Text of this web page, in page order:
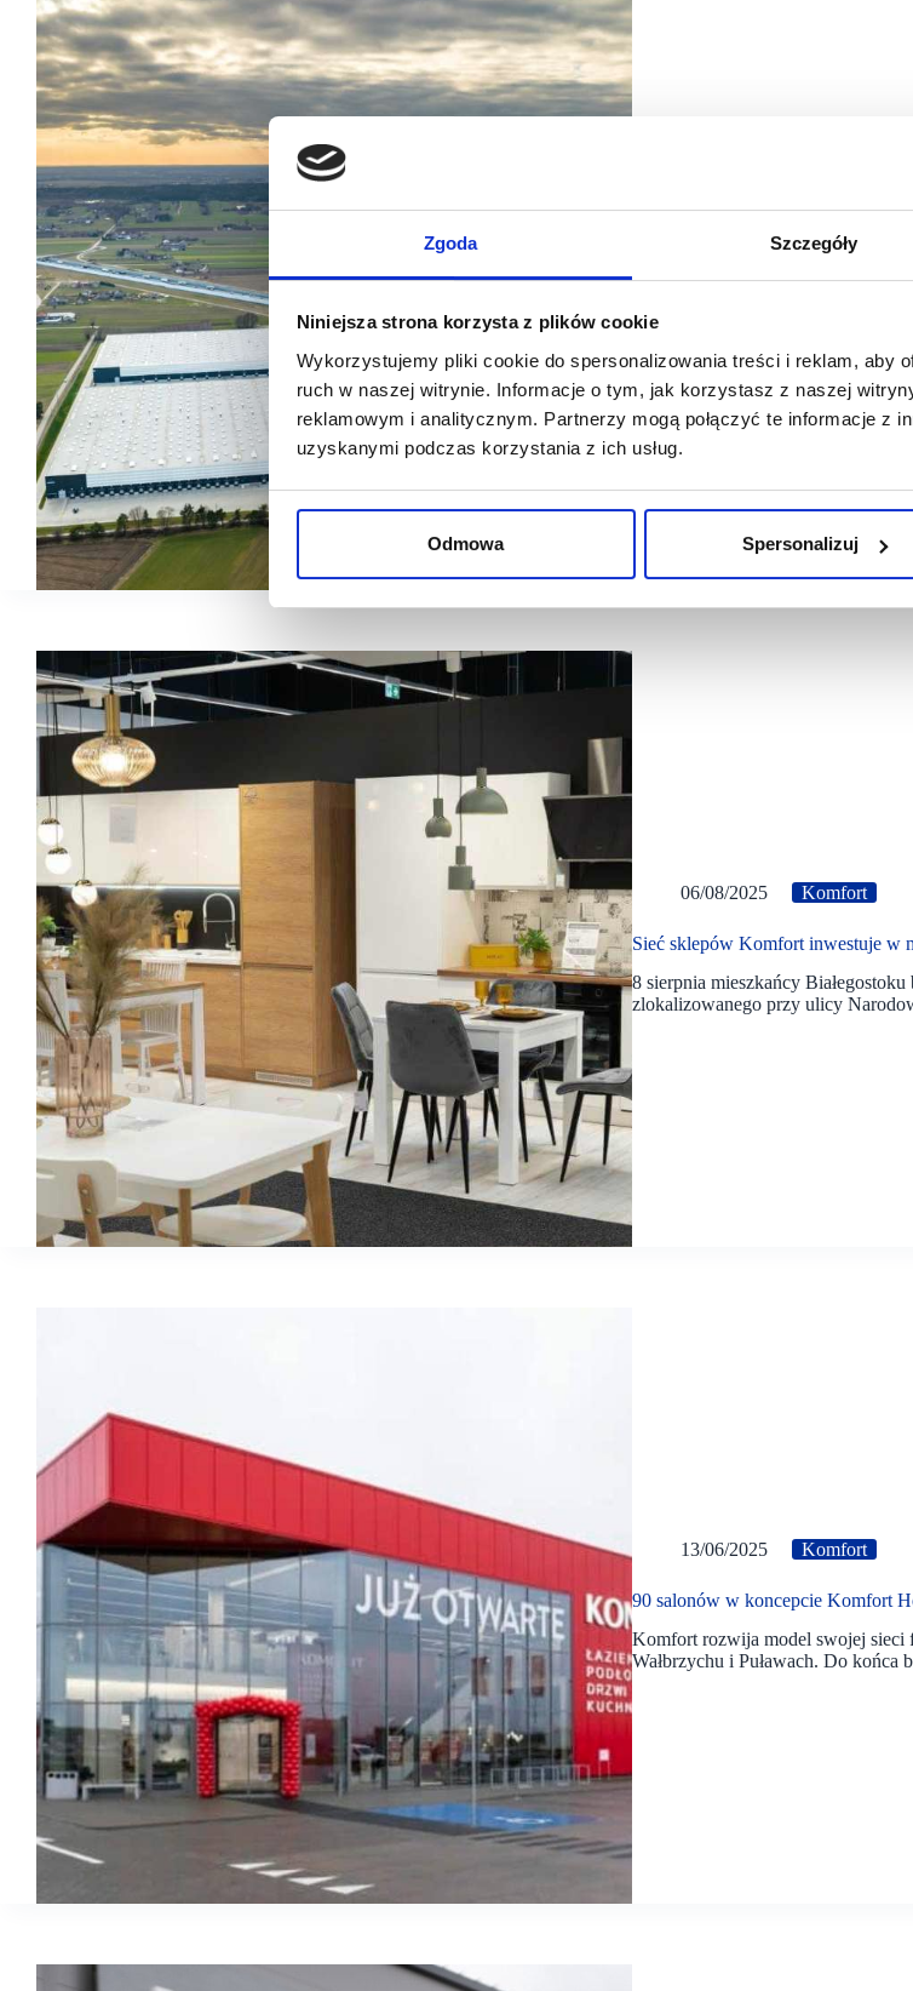
Zgoda Szczegóły
Niniejsza strona korzysta z plików cookie
Wykorzystujemy pliki cookie do spersonalizowania treści i reklam, aby
ruch w naszej witrynie. Informacje o tym, jak korzystasz z naszej
reklamowym i analitycznym. Partnerzy mogą połączyć te informacje z
uzyskanymi podczas korzystania z ich usług.
Odmowa Spersonalizuj
Komfort
Sklepy Komfort budują rozwój w
Marka Komfort pozyskała ponad
06/08/2025 Komfort
Sieć sklepów Komfort inwestuje w
8 sierpnia mieszkańcy
zlokalizowanego przy ulicy
13/06/2025 Komfort
90 salonów w koncepcie Komfort
Komfort rozwija model swojej sieci
Wałbrzychu i Puławach. Do